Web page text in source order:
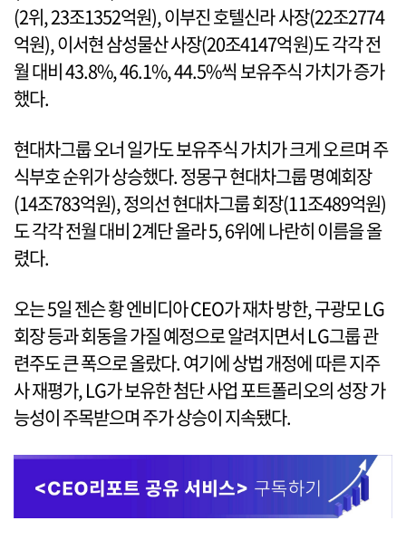
(2위, 23조1352억원), 이부진 호텔신라 사장(22조2774
억원), 이서현 삼성물산 사장(20조4147억원)도 각각 전
월 대비 43.8%, 46.1%, 44.5%씩 보유주식 가치가 증가
했다.
현대차그룹 오너 일가도 보유주식 가치가 크게 오르며 주
식부호 순위가 상승했다. 정몽구 현대차그룹 명예회장
(14조783억원), 정의선 현대차그룹 회장(11조489억원)
도 각각 전월 대비 2계단 올라 5, 6위에 나란히 이름을 올
렸다.
오는 5일 젠슨 황 엔비디아 CEO가 재차 방한, 구광모 LG
회장 등과 회동을 가질 예정으로 알려지면서 LG그룹 관
련주도 큰 폭으로 올랐다. 여기에 상법 개정에 따른 지주
사 재평가, LG가 보유한 첨단 사업 포트폴리오의 성장 가
능성이 주목받으며 주가 상승이 지속됐다.